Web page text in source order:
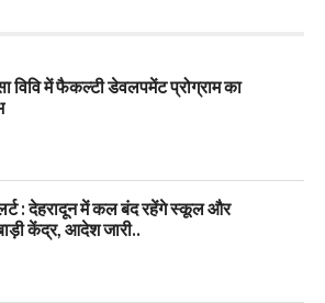
विवि में फैकल्टी डेवलपमेंट प्रोग्राम का
: देहरादून में कल बंद रहेंगे स्कूल और
केंद्र, आदेश जारी..